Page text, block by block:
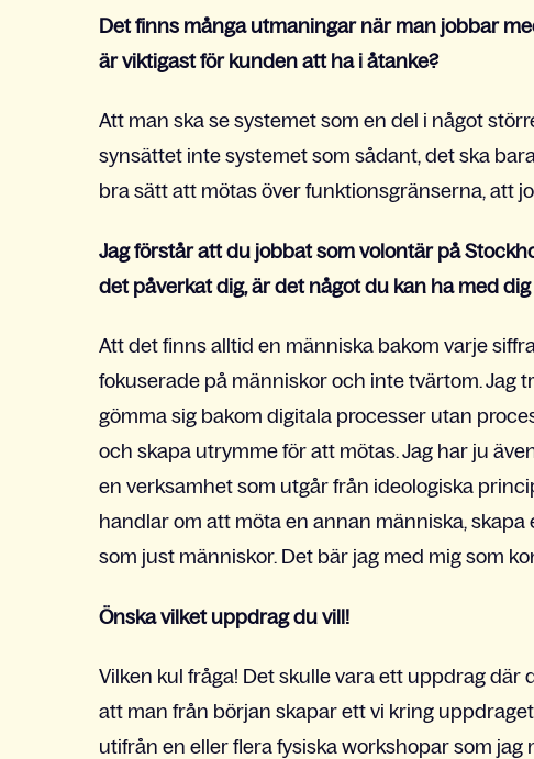
Det finns många utmaningar när man jobbar
är viktigast för kunden att ha i åtanke?
Att man ska se systemet som en del i något
synsättet inte systemet som sådant, det ska
bra sätt att mötas över funktionsgränserna, att
Jag förstår att du jobbat som volontär på
det påverkat dig, är det något du kan ha med
Att det finns alltid en människa bakom varje
fokuserade på människor och inte tvärtom. Jag
gömma sig bakom digitala processer utan
och skapa utrymme för att mötas. Jag har ju
en verksamhet som utgår från ideologiska
handlar om att möta en annan människa,
som just människor. Det bär jag med mig som
Önska vilket uppdrag du vill!
Vilken kul fråga! Det skulle vara ett uppdrag
att man från början skapar ett vi kring
utifrån en eller flera fysiska workshopar som